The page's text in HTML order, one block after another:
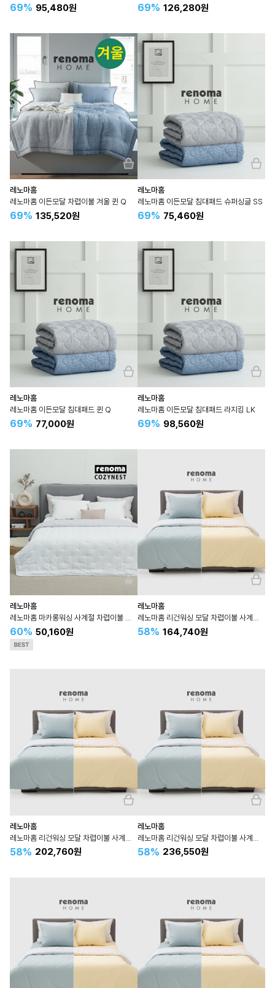
69% 95,480원 69% 126,280원
레노마홈
레노마홈 이든모달 차렵이불 겨울 퀸 Q
69% 135,520원
레노마홈
레노마홈 이든모달 침대패드 슈퍼싱글 SS
69% 75,460원
레노마홈
레노마홈 이든모달 침대패드 퀸 Q
69% 77,000원
레노마홈
레노마홈 이든모달 침대패드 라지킹 LK
69% 98,560원
레노마홈
레노마홈 마카롱워싱 사계절 차렵이불 슈퍼싱글 SS 2컬러
60% 50,160원
레노마홈
레노마홈 리건워싱 모달 차렵이불 사계절 슈퍼싱글 SS
58% 164,740원
레노마홈
58% 202,760원
레노마홈
58% 236,550원